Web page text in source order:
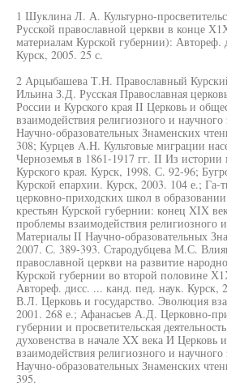
1 Шуклина Л. А. Культурно-
Русской православной церкви в конце
материалам Курской губернии): Автореф.
Курск, 2005. 25 с.
2 Арцыбашева Т.Н. Православный
Ильина З.Д. Русская Православная
России и Курского края II Церковь и
взаимодействия религиозного и
Научно-образовательных Знаменских
308; Курцев A.H. Культовые миграции
Черноземья в 1861-1917 гг. II Из
Курского края. Курск, 1998. С. 92-96;
Курской епархии. Курск, 2003. 104 е.; Га-
церковно-приходских школ в
крестьян Курской губернии: конец XIX
проблемы взаимодействия религиозного
Материалы II Научно-образовательных
2007. С. 389-393. Стародубцева М.С.
православной церкви на развитие
Курской губернии во второй половине
Автореф. дисс. ... канд. пед. наук. Курск,
В.Л. Церковь и государство. Эволюция
2001. 268 е.; Афанасьев А.Д. Церковно-
губернии и просветительская
духовенства в начале XX века И Церковь
взаимодействия религиозного и
Научно-образовательных Знаменских
395.